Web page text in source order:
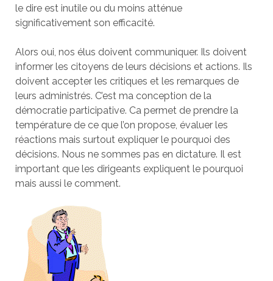
le dire est inutile ou du moins atténue
significativement son efficacité.
Alors oui, nos élus doivent communiquer. Ils doivent
informer les citoyens de leurs décisions et actions. Ils
doivent accepter les critiques et les remarques de
leurs administrés. C’est ma conception de la
démocratie participative. Ca permet de prendre la
température de ce que l’on propose, évaluer les
réactions mais surtout expliquer le pourquoi des
décisions. Nous ne sommes pas en dictature. Il est
important que les dirigeants expliquent le pourquoi
mais aussi le comment.